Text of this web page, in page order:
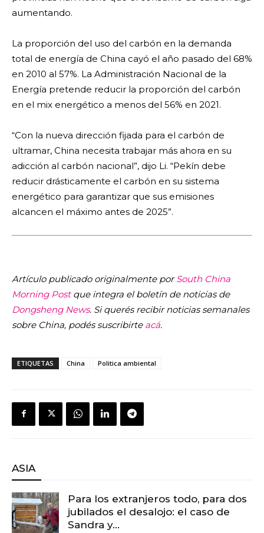
aumentando.
La proporción del uso del carbón en la demanda
total de energía de China cayó el año pasado del 68%
en 2010 al 57%. La Administración Nacional de la
Energía pretende reducir la proporción del carbón
en el mix energético a menos del 56% en 2021.
“Con la nueva dirección fijada para el carbón de
ultramar, China necesita trabajar más ahora en su
adicción al carbón nacional”, dijo Li. “Pekín debe
reducir drásticamente el carbón en su sistema
energético para garantizar que sus emisiones
alcancen el máximo antes de 2025”.
Artículo publicado originalmente porSouth China
Morning Postque integra el boletín de noticias de
Dongsheng News. Si querés recibir noticias semanales
sobre China, podés suscribirte acá.
ETIQUETAS China Politica ambiental
ASIA
Para los extranjeros todo, para dos
jubilados el desalojo: el caso de
Sandra y...